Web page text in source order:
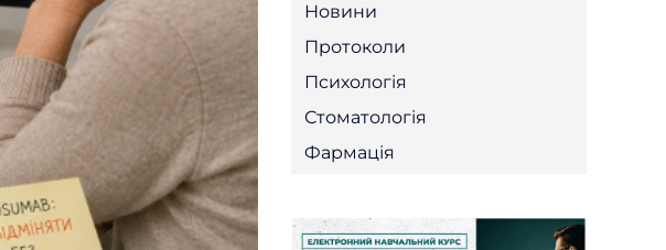
Новини
Протоколи
Психологія
Стоматологія
Фармація